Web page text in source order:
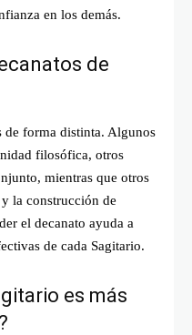
en los demás.
de
de forma distinta. Algunos
filosófica, otros
mientras que otros
la construcción de
el decanato ayuda a
de cada Sagitario.
es más